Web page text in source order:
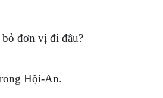
đơn vị đi đâu?
Hội-An.